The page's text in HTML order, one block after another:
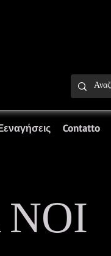
Contatto
NOI